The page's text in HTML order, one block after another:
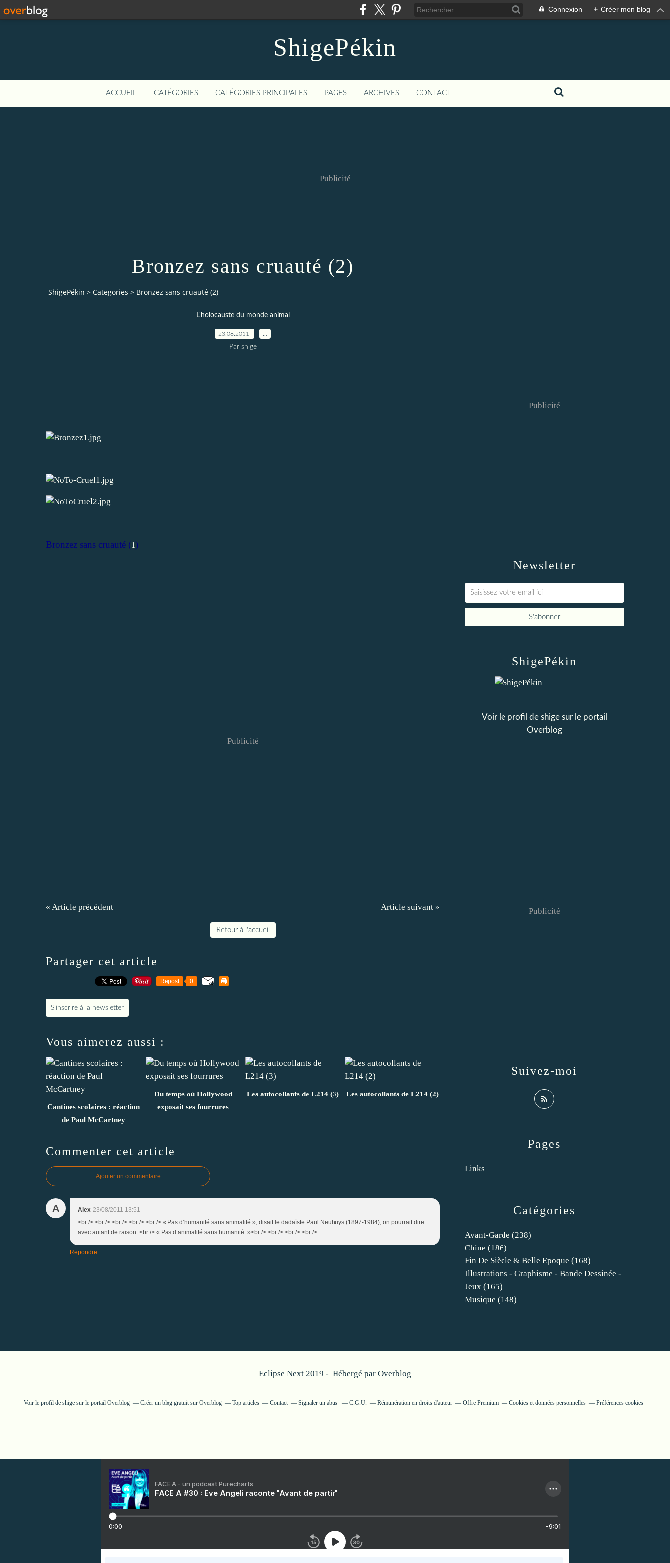
Connexion + Créer mon blog
ShigePékin
ACCUEIL CATÉGORIES CATÉGORIES PRINCIPALES PAGES ARCHIVES CONTACT
Publicité
Bronzez sans cruauté (2)
ShigePékin > Categories > Bronzez sans cruauté (2)
L'holocauste du monde animal
23.08.2011
Par shige
Bronzez sans cruauté (1 )
Publicité
« Article précédent Article suivant »
Retour à l'accueil
Partager cet article
Repost 0
S'inscrire à la newsletter
Vous aimerez aussi :
Cantines scolaires : réaction
de Paul McCartney
Du temps où Hollywood
exposait ses fourrures
Les autocollants de L214 (3) Les autocollants de L214 (2)
Commenter cet article
Ajouter un commentaire
A Alex 23/08/2011 13:51
<br /> <br /> <br /> <br /> <br /> « Pas d’humanité sans animalité », disait le dadaïste Paul Neuhuys (1897-1984), on pourrait dire
avec autant de raison :<br /> « Pas d’animalité sans humanité. »<br /> <br /> <br /> <br />
Répondre
Newsletter
Publicité
Catégories
Avant-Garde (238)
Chine (186)
Fin De Siècle & Belle Epoque (168)
Illustrations - Graphisme - Bande Dessinée -
Jeux (165)
Musique (148)
Pages
Links
ShigePékin
Voir le profil de shige sur le portail
Overblog
Suivez-moi
Publicité
Eclipse Next 2019 - Hébergé par Overblog
Voir le profil de shige sur le portail Overblog Créer un blog gratuit sur Overblog Top articles Contact Signaler un abus C.G.U. Rémunération en droits d'auteur Offre Premium Cookies et données personnelles Préférences cookies
FACE A - un podcast Purecharts
FACE A #30 : Eve Angeli raconte "Avant de partir"
0:00 -9:01